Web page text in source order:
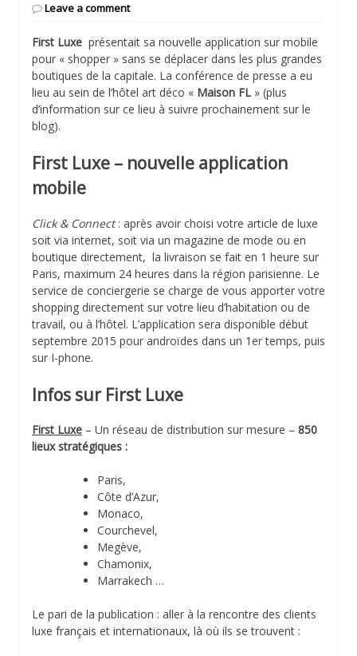
Leave a comment
First Luxe présentait sa nouvelle application sur mobile
pour « shopper » sans se déplacer dans les plus grandes
boutiques de la capitale. La conférence de presse a eu
lieu au sein de l’hôtel art déco « Maison FL » (plus
d’information sur ce lieu à suivre prochainement sur le
blog).
First Luxe – nouvelle application
mobile
Click & Connect: après avoir choisi votre article de luxe
soit via internet, soit via un magazine de mode ou en
boutique directement, la livraison se fait en 1 heure sur
Paris, maximum 24 heures dans la région parisienne. Le
service de conciergerie se charge de vous apporter votre
shopping directement sur votre lieu d’habitation ou de
travail, ou à l’hôtel. L’application sera disponible début
septembre 2015 pour androïdes dans un 1er temps, puis
sur I-phone.
Infos sur First Luxe
First Luxe – Un réseau de distribution sur mesure – 850
lieux stratégiques :
Paris,
Côte d’Azur,
Monaco,
Courchevel,
Megève,
Chamonix,
Marrakech …
Le pari de la publication : aller à la rencontre des clients
luxe français et internationaux, là où ils se trouvent :